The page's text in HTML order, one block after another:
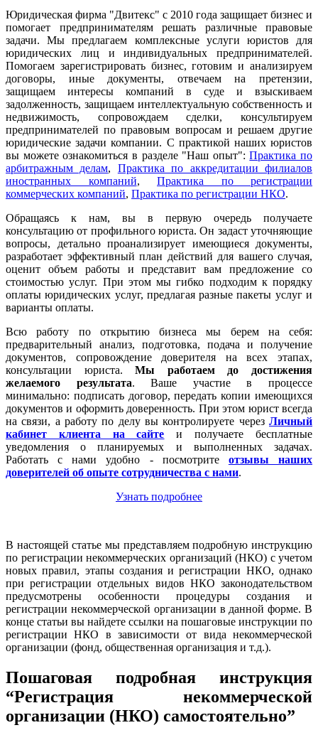
Юридическая фирма "Двитекс" с 2010 года защищает бизнес и
помогает предпринимателям решать различные правовые
задачи. Мы предлагаем комплексные услуги юристов для
юридических лиц и индивидуальных предпринимателей.
Помогаем зарегистрировать бизнес, готовим и анализируем
договоры, иные документы, отвечаем на претензии,
защищаем интересы компаний в суде и взыскиваем
задолженность, защищаем интеллектуальную собственность и
недвижимость, сопровождаем сделки, консультируем
предпринимателей по правовым вопросам и решаем другие
юридические задачи компании. С практикой наших юристов
вы можете ознакомиться в разделе "Наш опыт":Практика по
арбитражным делам, Практика по аккредитации филиалов
иностранных компаний, Практика по регистрации
коммерческих компаний, Практика по регистрации НКО.
Обращаясь к нам, вы в первую очередь получаете
консультацию от профильного юриста. Он задаст уточняющие
вопросы, детально проанализирует имеющиеся документы,
разработает эффективный план действий для вашего случая,
оценит объем работы и представит вам предложение со
стоимостью услуг. При этом мы гибко подходим к порядку
оплаты юридических услуг, предлагая разные пакеты услуг и
варианты оплаты.
Всю работу по открытию бизнеса мы берем на себя:
предварительный анализ, подготовка, подача и получение
документов, сопровождение доверителя на всех этапах,
консультации юриста.Мы работаем
до достижения
желаемого результата. Ваше участие в процессе
минимально: подписать договор, передать копии имеющихся
документов и оформить доверенность. При этом юрист всегда
на связи, а работу по делу вы контролируете через Личный
кабинет клиента на сайте и получаете бесплатные
уведомления о планируемых и выполненных задачах.
Работать с нами удобно - посмотрите отзывы наших
доверителей об опыте сотрудничества с нами.
Узнать подробнее
В настоящей статье мы представляем подробную инструкцию
по регистрации некоммерческих организаций (НКО) с учетом
новых правил, этапы создания и регистрации НКО, однако
при регистрации отдельных видов НКО законодательством
предусмотрены особенности процедуры создания и
регистрации некоммерческой организации в данной форме. В
конце статьи вы найдете ссылки на пошаговые инструкции по
регистрации НКО в зависимости от вида некоммерческой
организации (фонд, общественная организация и т.д.).
Пошаговая подробная инструкция
“Регистрация некоммерческой
организации (НКО) самостоятельно”